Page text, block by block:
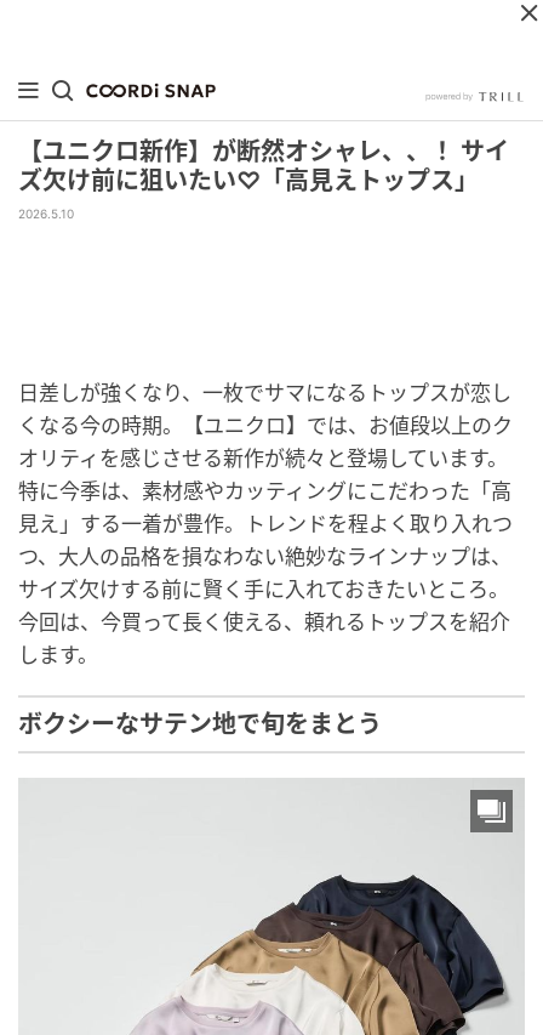
【ユニクロ新作】が断然オシャレ、、！ サイ
ズ欠け前に狙いたい♡「高見えトップス」
2026.5.10
日差しが強くなり、一枚でサマになるトップスが恋し
くなる今の時期。【ユニクロ】では、お値段以上のク
オリティを感じさせる新作が続々と登場しています。
特に今季は、素材感やカッティングにこだわった「高
見え」する一着が豊作。トレンドを程よく取り入れつ
つ、大人の品格を損なわない絶妙なラインナップは、
サイズ欠けする前に賢く手に入れておきたいところ。
今回は、今買って長く使える、頼れるトップスを紹介
します。
ボクシーなサテン地で旬をまとう